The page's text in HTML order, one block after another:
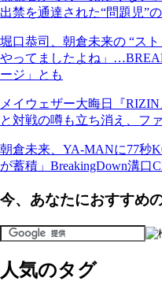
出禁を通達された“問題児”
堀口恭司、朝倉未来の “ス
やってましたよね」
ージ」とも
メイウェザー大晦日『
と対戦の噂も立ち消え、フ
朝倉未来、YA-MANに77秒
が蓄積」BreakingDown溝口
今、あなたにおすすめ
人気のタグ